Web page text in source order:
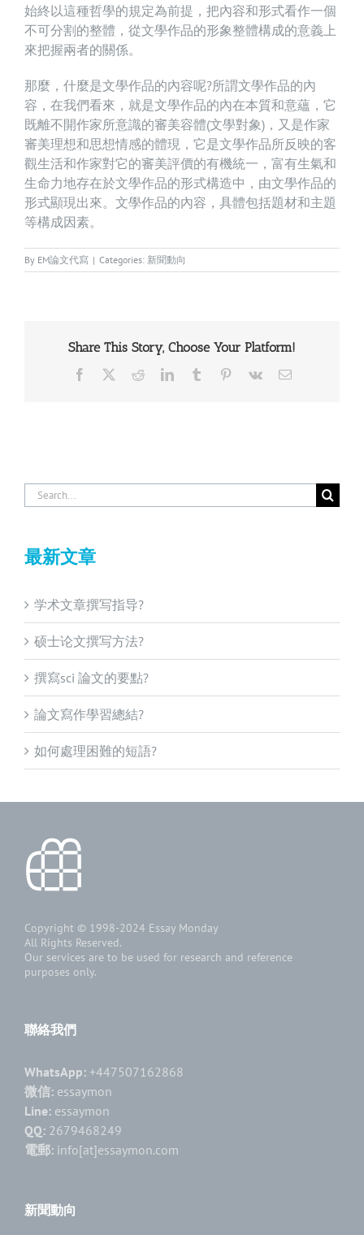
始終以這種哲學的規定為前提，把內容和形式看作一個
不可分割的整體，從文學作品的形象整體構成的意義上
來把握兩者的關係。
那麼，什麼是文學作品的內容呢?所謂文學作品的內
容，在我們看來，就是文學作品的內在本質和意蘊，它
既離不開作家所意識的審美容體(文學對象)，又是作家
審美理想和思想情感的體現，它是文學作品所反映的客
觀生活和作家對它的審美評價的有機統一，富有生氣和
生命力地存在於文學作品的形式構造中，由文學作品的
形式顯現出來。文學作品的內容，具體包括題材和主題
等構成因素。
By EM論文代寫 | Categories: 新聞動向
Share This Story, Choose Your Platform!
Facebook RedditLinkedInTumblr Pinterest
Vk Email
Search
for:
最新文章
学术文章撰写指导?
硕士论文撰写方法?
撰寫sci 論文的要點?
論文寫作學習總結?
如何處理困難的短語?
Copyright © 1998-2024 Essay Monday
All Rights Reserved.
Our services are to be used for research and reference
purposes only.
聯絡我們
WhatsApp: +447507162868
微信: essaymon
Line: essaymon
QQ: 2679468249
電郵: info[at]essaymon.com
新聞動向